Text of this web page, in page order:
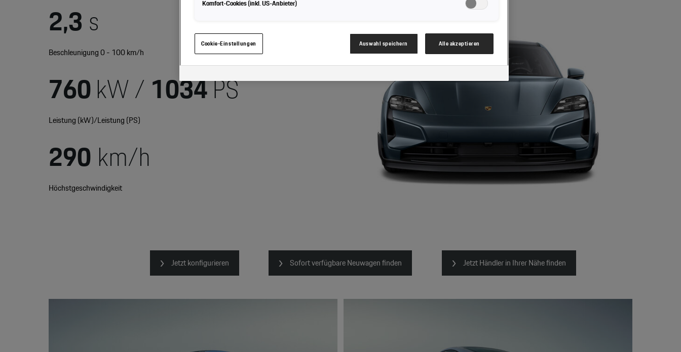
2,3 s
Beschleunigung 0 - 100 km/h
760kW / 1034PS
Leistung (kW)/Leistung (PS)
290 km/h
Höchstgeschwindigkeit
Jetzt konfigurieren Sofort verfügbare Neuwagen finden Jetzt Händler in Ihrer Nähe finden
Hinweis zu Cookies für Marketingzwecke:
Sofern Sie über einen von uns personalisierten Link auf unsere Website
eingesehen werden.
Komfort-Cookies (inkl. US-Anbieter)
Cookie-Einstellungen Auswahl speichern Alle akzeptieren